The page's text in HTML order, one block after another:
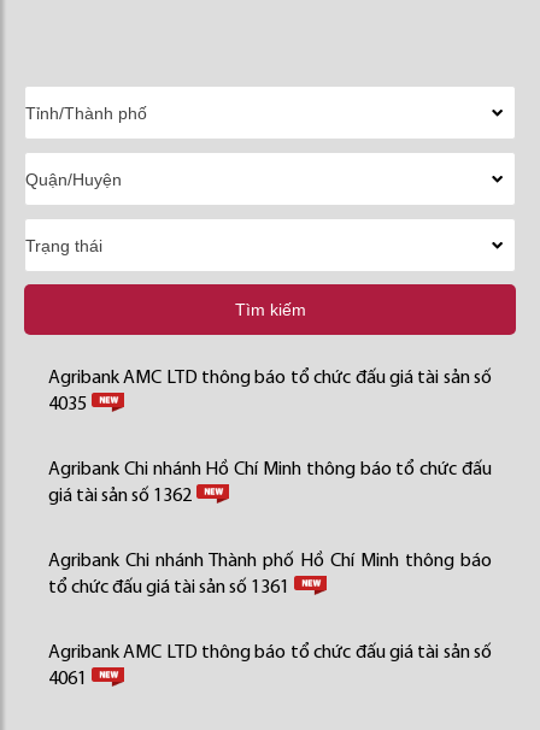
Tìm kiếm
Agribank AMC LTD thông báo tổ chức đấu giá tài sản số
4035
Agribank Chi nhánh Hồ Chí Minh thông báo tổ chức đấu
giá tài sản số 1362
Agribank Chi nhánh Thành phố Hồ Chí Minh thông báo
tổ chức đấu giá tài sản số 1361
Agribank AMC LTD thông báo tổ chức đấu giá tài sản số
4061